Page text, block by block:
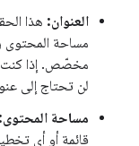
العنوان: هذا
مساحة المحتوى
مخصّص. إذا كنت
لن تحتاج إلى
مساحة المحتوى:
قائمة أو أي